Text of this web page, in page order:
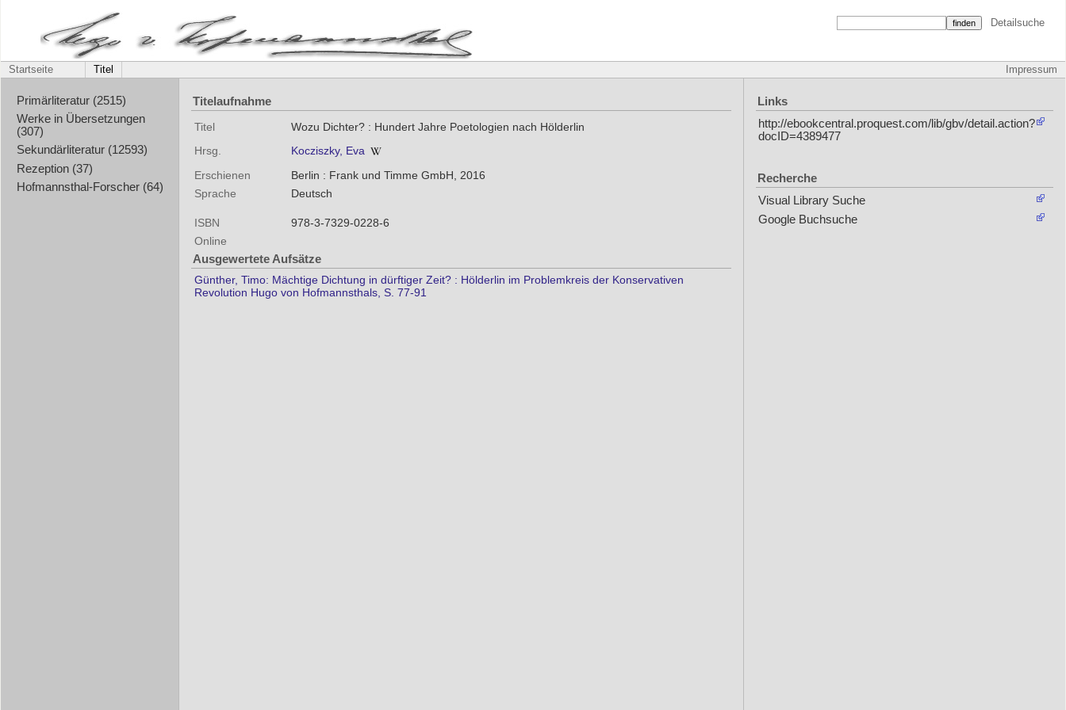
Detailsuche
Impressum
Startseite Titel
Primärliteratur (2515)
Werke in Übersetzungen
(307)
Sekundärliteratur (12593)
Rezeption (37)
Hofmannsthal-Forscher (64)
Titelaufnahme
Titel
Wozu Dichter? : Hundert Jahre Poetologien nach Hölderlin
Hrsg.
Kocziszky, Eva
Erschienen
Berlin : Frank und Timme GmbH, 2016
Sprache
Deutsch
ISBN
978-3-7329-0228-6
Online
Ausgewertete Aufsätze
Günther, Timo: Mächtige Dichtung in dürftiger Zeit? : Hölderlin im Problemkreis der Konservativen
Revolution Hugo von Hofmannsthals, S. 77-91
Links
http://ebookcentral.proquest.com/lib/gbv/detail.action?
docID=4389477
Recherche
Visual Library Suche
Google Buchsuche